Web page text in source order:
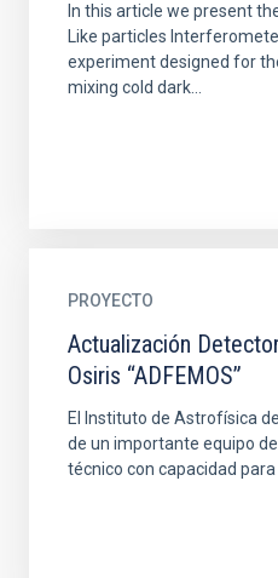
In this article we present
Like particles
experiment designed for
mixing cold dark...
PROYECTO
Actualización
Osiris “ADFEMOS”
El Instituto de Astrofísica
de un importante equipo
técnico con capacidad para